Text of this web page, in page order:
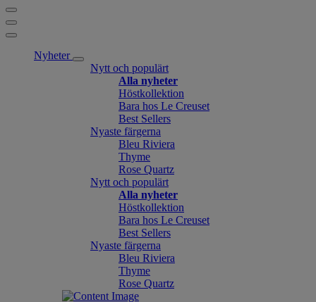
Nyheter
Nytt och populärt
Alla nyheter
Höstkollektion
Bara hos Le Creuset
Best Sellers
Nyaste färgerna
Bleu Riviera
Thyme
Rose Quartz
Nytt och populärt
Alla nyheter
Höstkollektion
Bara hos Le Creuset
Best Sellers
Nyaste färgerna
Bleu Riviera
Thyme
Rose Quartz